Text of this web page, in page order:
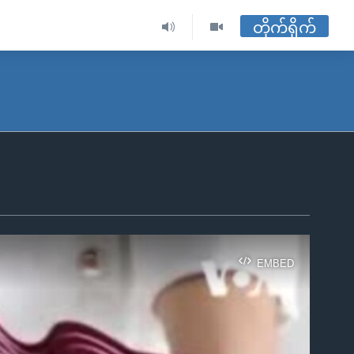
တိုက်ရိုက်
EMBED